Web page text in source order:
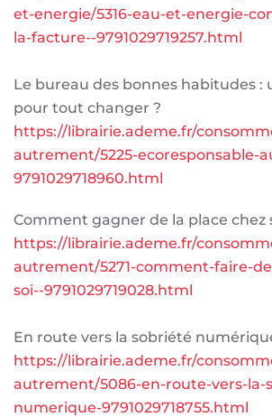
et-energie/5316-eau-et-energie-
la-facture--9791029719257.html
Le bureau des bonnes habitudes :
pour tout changer ?
https://librairie.ademe.fr/
autrement/5225-ecoresponsable-
9791029718960.html
Comment gagner de la place chez
https://librairie.ademe.fr/
autrement/5271-comment-faire-
soi--9791029719028.html
En route vers la sobriété
https://librairie.ademe.fr/
autrement/5086-en-route-vers-la-
numerique-9791029718755.html